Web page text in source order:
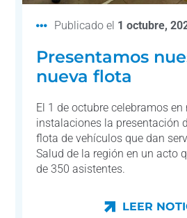
Publicado el 1 octubre,
Presentamos
nueva flota
El 1 de octubre celebramos en
instalaciones la presentación
flota de vehículos que dan
Salud de la región en un acto
de 350 asistentes.
LEER